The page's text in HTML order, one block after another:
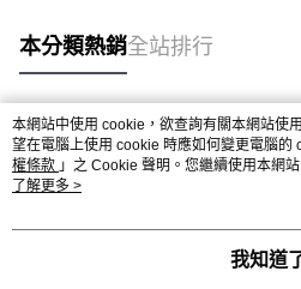
本分類熱銷全站排行
熱門標籤
本網站中使用 cookie，欲查詢有關本網站使
望在電腦上使用 cookie 時應如何變更電腦的
權條款 」之 Cookie 聲明。您繼續使用本網
用條款之 Cookie 聲明使用 cookie。
了解更多 >
我知道